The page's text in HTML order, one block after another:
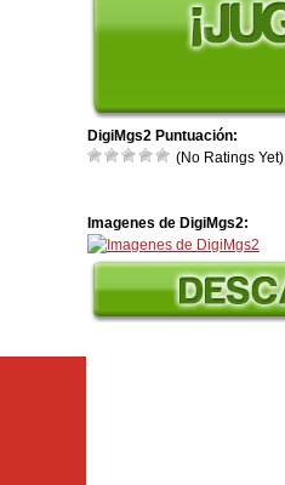
DigiMgs2 Puntuación:
(No Ratings Yet)
Imagenes de DigiMgs2: